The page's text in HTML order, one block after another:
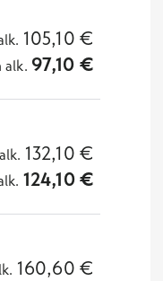
105,10 €
alk. 97,10 €
alk. 132,10 €
124,10€
160,60 €